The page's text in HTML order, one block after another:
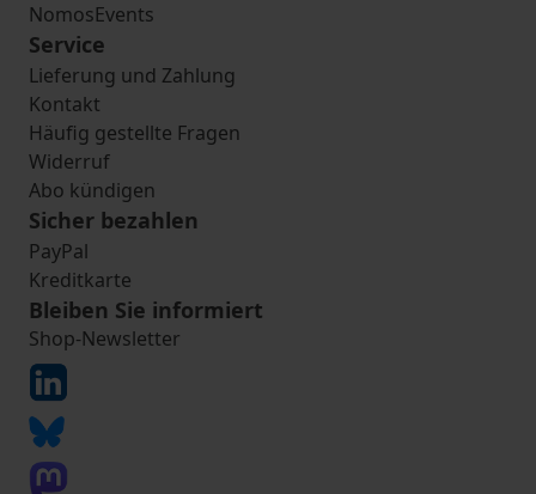
NomosEvents
Service
Lieferung und Zahlung
Kontakt
Häufig gestellte Fragen
Widerruf
Abo kündigen
Sicher bezahlen
PayPal
Kreditkarte
Bleiben Sie informiert
Shop-Newsletter